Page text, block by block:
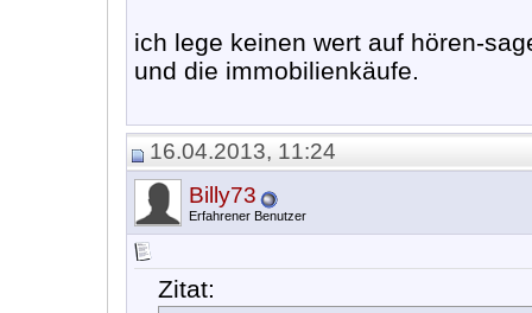
ich lege keinen wert auf hören-
und die immobilienkäufe.
16.04.2013, 11:24
Billy73
Erfahrener Benutzer
Zitat: